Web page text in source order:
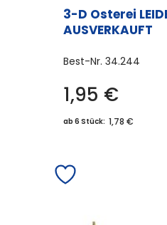
3-D Osterei
AUSVERKAUFT
Best-Nr. 34.244
1,95 €
ab 6 Stück: 1,78 €